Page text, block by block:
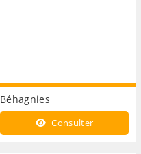
Béhagnies
Consulter